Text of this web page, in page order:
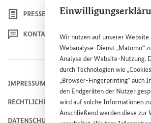
Wir nutzen auf unsererWebsite
Webanalyse-Dienst „Matomo“
Analyse derWebsite-Nutzung.
durch Technologien wie „Cookies
„Browser-Fingerprinting“ auch
den Endgeräten der Nutzer
wird auf solche Informationen
Anschließend werden diese zur
PRESSE
KONTAKT
IMPRESSUM
RECHTLICHE HINWEISE
DATENSCHUTZHINWEIS